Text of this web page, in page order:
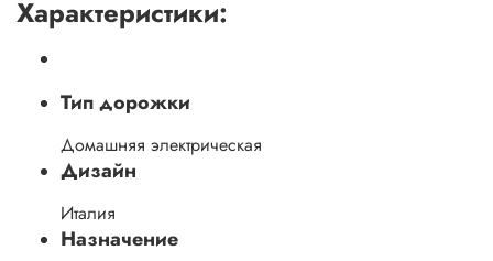
Характеристики:
Тип дорожки
Домашняя электрическая
Дизайн
Италия
Назначение